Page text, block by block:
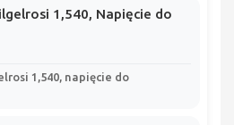
1,540, Napięcie do
1,540, napięcie do